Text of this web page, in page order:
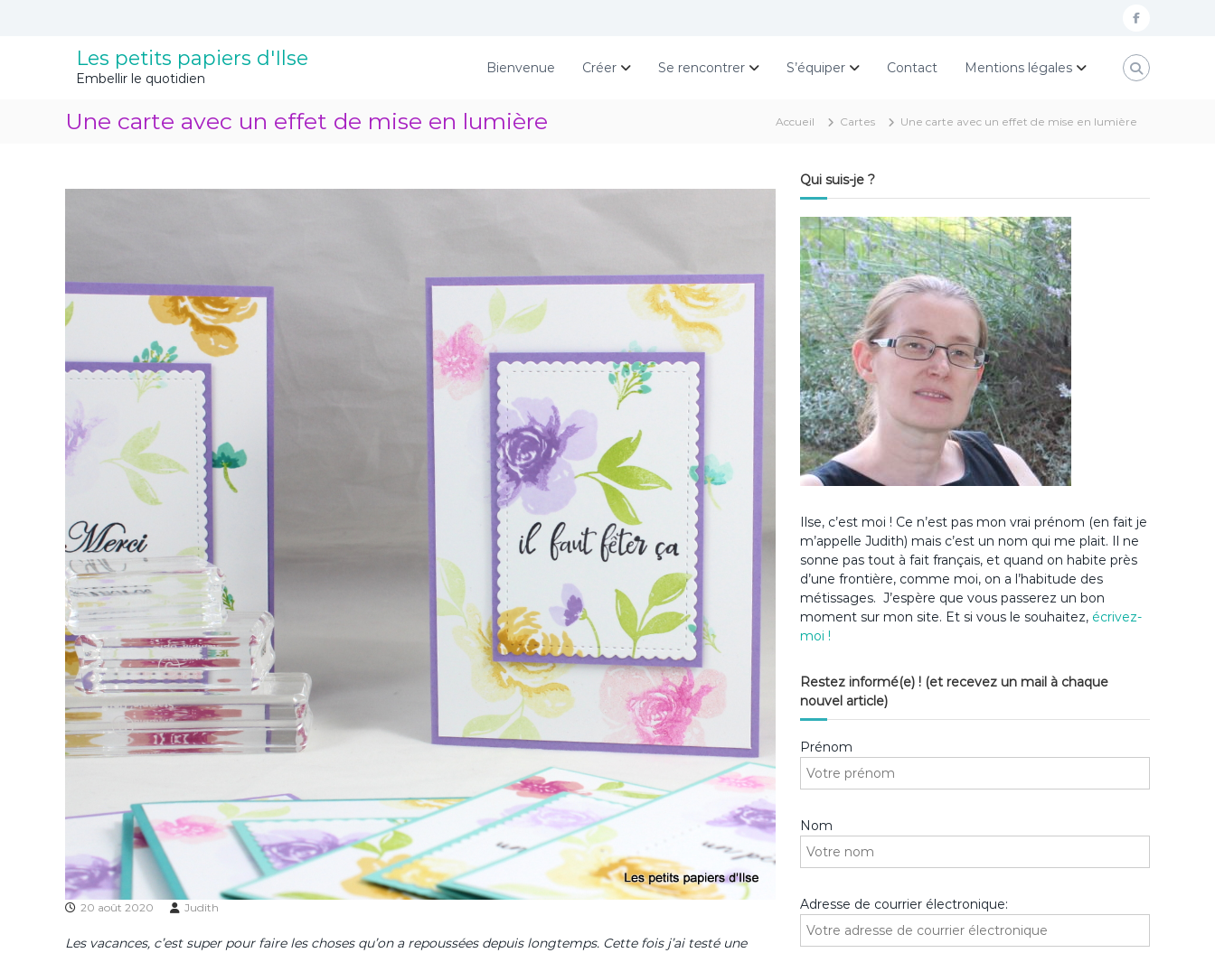
f
c
Les petits papiers d'Ilse
Embellir le quotidien
Bienvenue Créer Se rencontrer S’équiper Contact Mentions légales
Une carte avec un effet de mise en lumière Accueil Cartes Une carte avec un effet de mise en lumière
20 août 2020 Judith
Les vacances, c’est super pour faire les choses qu’on a repoussées depuis longtemps. Cette fois j’ai testé une
Qui suis-je ?
Ilse, c’est moi ! Ce n’est pas mon vrai prénom (en fait je
m’appelle Judith) mais c’est un nom qui me plait. Il ne
sonne pas tout à fait français, et quand on habite près
d’une frontière, comme moi, on a l’habitude des
métissages. J’espère que vous passerez un bon
moment sur mon site. Et si vous le souhaitez, écrivez-
moi !
Restez informé(e) ! (et recevez un mail à chaque
nouvel article)
Prénom
Nom
Adresse de courrier électronique: